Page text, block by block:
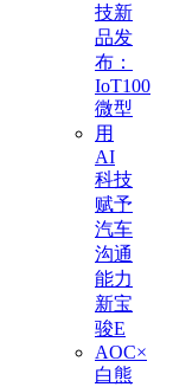
技新
品发
布：
IoT100
微型
用
AI
科技
赋予
汽车
沟通
能力
新宝
骏E
AOC×
白熊